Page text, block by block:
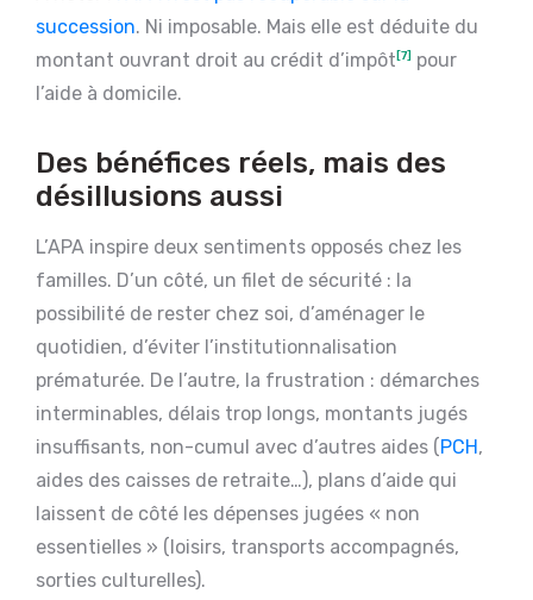
succession. Ni imposable. Mais elle est déduite du
montant ouvrant droit au crédit d’impôt [7]
pour
l’aide à domicile.
Des bénéfices réels, mais des
désillusions aussi
L’APA inspire deux sentiments opposés chez les
familles. D’un côté, un filet de sécurité : la
possibilité de rester chez soi, d’aménager le
quotidien, d’éviter l’institutionnalisation
prématurée. De l’autre, la frustration : démarches
interminables, délais trop longs, montants jugés
insuffisants, non-cumul avec d’autres aides ( PCH ,
aides des caisses de retraite…), plans d’aide qui
laissent de côté les dépenses jugées « non
essentielles » (loisirs, transports accompagnés,
sorties culturelles).